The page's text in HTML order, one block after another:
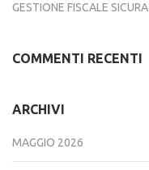
GESTIONE FISCALE SICURA
COMMENTI RECENTI
ARCHIVI
MAGGIO 2026